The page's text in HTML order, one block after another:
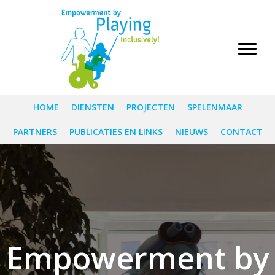
HOME DIENSTEN PROJECTEN SPELENMAAR
PARTNERS PUBLICATIES EN LINKS NIEUWS CONTACT
Empowerment by